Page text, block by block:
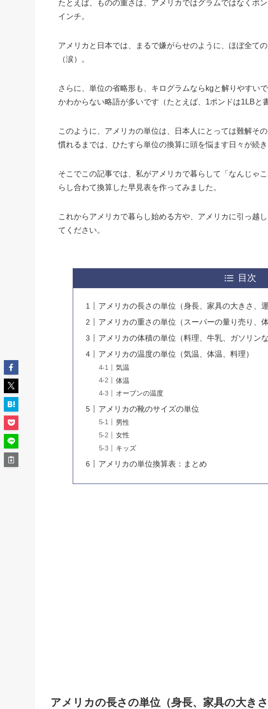
たとえば、ものの重さは、アメリカではグラムではなくポ
インチ。
アメリカと日本では、まるで嫌がらせのように、ほぼ全て
（涙）。
さらに、単位の省略形も、キログラムならkgと解りやすい
かわからない略語が多いです（たとえば、1ポンドは1LBと
このように、アメリカの単位は、日本人にとっては難解そ
慣れるまでは、ひたすら単位の換算に頭を悩ます日々が続き
そこでこの記事では、私がアメリカで暮らして「なんじゃ
らし合わて換算した早見表を作ってみました。
これからアメリカで暮らし始める方や、アメリカに引っ越
てください。
目次
アメリカの長さの単位（身長、家具の大きさ、
アメリカの重さの単位（スーパーの量り売り、体
アメリカの体積の単位（料理、牛乳、ガソリンな
アメリカの温度の単位（気温、体温、料理）
気温
体温
オーブンの温度
アメリカの靴のサイズの単位
男性
女性
キッズ
アメリカの単位換算表：まとめ
アメリカの長さの単位（身長、家具の大きさ